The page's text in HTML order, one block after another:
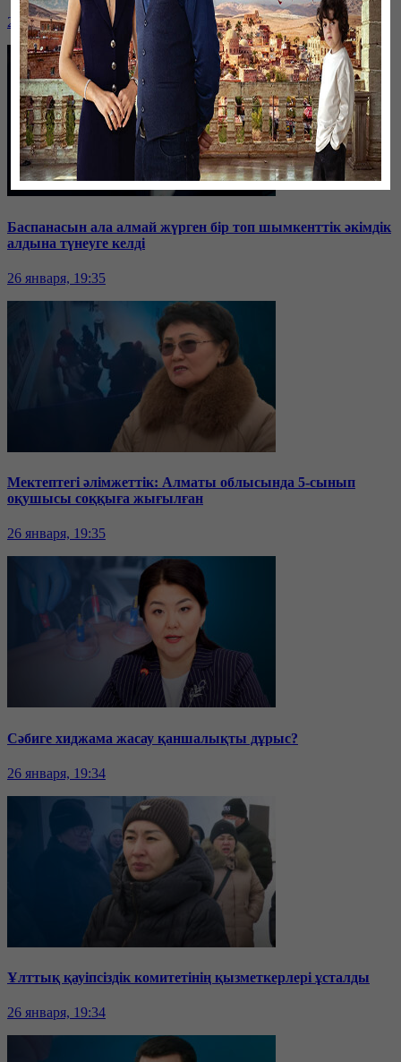
26 января, 19:36
Баспанасын ала алмай жүрген бір топ шымкенттік әкімдік
алдына түнеуге келді
26 января, 19:35
Мектептегі әлімжеттік: Алматы облысында 5-сынып
оқушысы соққыға жығылған
26 января, 19:35
Сәбиге хиджама жасау қаншалықты дұрыс?
26 января, 19:34
Ұлттық қауіпсіздік комитетінің қызметкерлері ұсталды
26 января, 19:34